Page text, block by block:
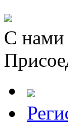
С нами